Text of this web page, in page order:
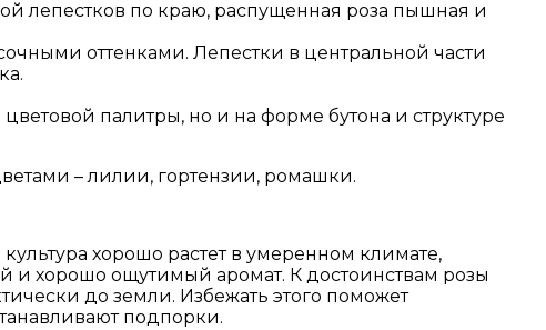
лепестков по краю, распущенная роза пышная и
оттенками. Лепестки в центральной части
палитры, но и на форме бутона и структуре
– лилии, гортензии, ромашки.
хорошо растет в умеренном климате,
хорошо ощутимый аромат. К достоинствам розы
до земли. Избежать этого поможет
подпорки.